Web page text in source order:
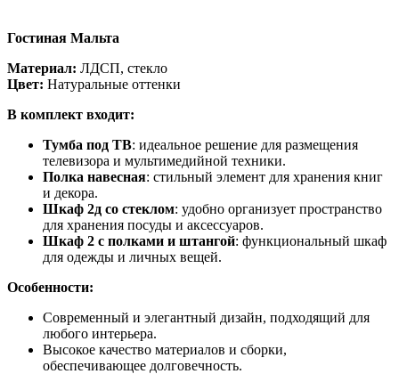
Гостиная Мальта
Материал: ЛДСП, стекло
Цвет: Натуральные оттенки
В комплект входит:
Тумба под ТВ: идеальное решение для размещения
телевизора и мультимедийной техники.
Полка навесная: стильный элемент для хранения книг
и декора.
Шкаф 2д со стеклом: удобно организует пространство
для хранения посуды и аксессуаров.
Шкаф 2 с полками и штангой: функциональный шкаф
для одежды и личных вещей.
Особенности:
Современный и элегантный дизайн, подходящий для
любого интерьера.
Высокое качество материалов и сборки,
обеспечивающее долговечность.